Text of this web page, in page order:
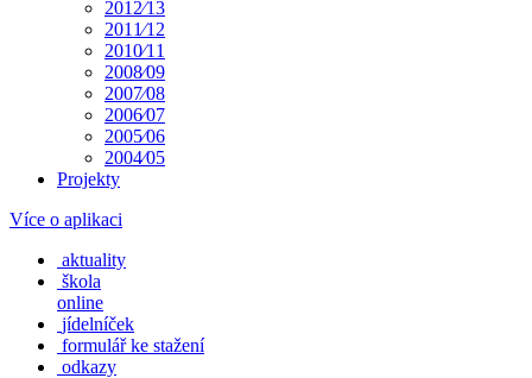
2012⁄13
2011⁄12
2010⁄11
2008⁄09
2007⁄08
2006⁄07
2005⁄06
2004⁄05
Projekty
Více o aplikaci
aktuality
škola
online
jídelníček
formulář ke stažení
odkazy